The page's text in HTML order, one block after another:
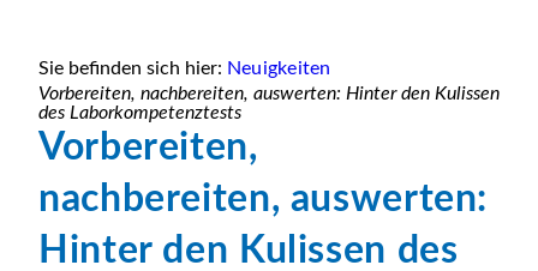
Sie befinden sich hier: Neuigkeiten
Vorbereiten, nachbereiten, auswerten: Hinter den Kulissen
des Laborkompetenztests
Vorbereiten,
nachbereiten, auswerten:
Hinter den Kulissen des